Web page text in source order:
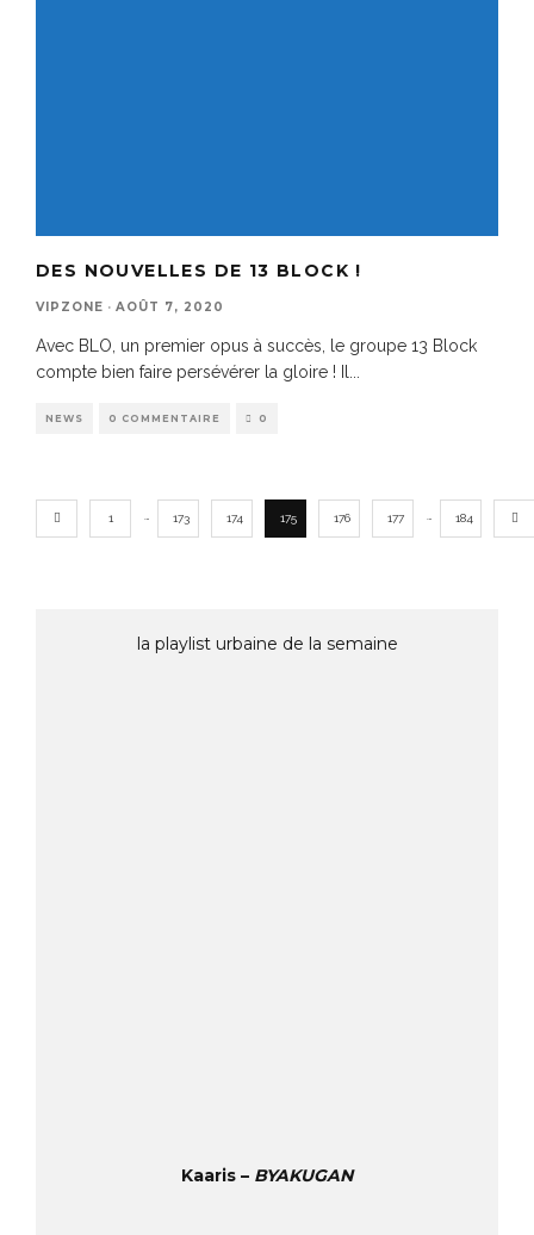
DES NOUVELLES DE 13 BLOCK !
VIPZONE · AOÛT 7, 2020
Avec BLO, un premier opus à succès, le groupe 13 Block
compte bien faire persévérer la gloire ! Il
NEWS 0 COMMENTAIRE 0
1 173 174 175 176 177 184
la playlist urbaine de la semaine
Kaaris – BYAKUGAN